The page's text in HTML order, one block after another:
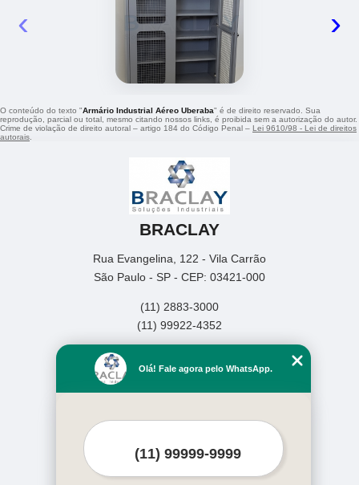
‹ ›
O conteúdo do texto "Armário Industrial Aéreo Uberaba" é de direito reservado. Sua
reprodução, parcial ou total, mesmo citando nossos links, é proibida sem a autorização do autor.
Crime de violação de direito autoral – artigo 184 do Código Penal – Lei 9610/98 - Lei de direitos
autorais
BRACLAY
Rua Evangelina, 122 - Vila Carrão
São Paulo - SP - CEP: 03421-000
(11) 2883-3000
(11) 99922-4352
Empresa
Missão
Mapa do site
Olá! Fale agora pelo WhatsApp.